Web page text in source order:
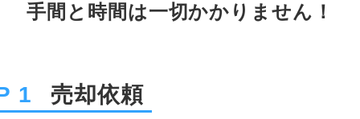
手間と時間は一切かかりません！
1 売却依頼